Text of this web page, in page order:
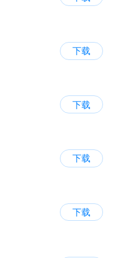
下载
下载
下载
下载